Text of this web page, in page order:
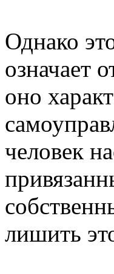
Однако
означает
оно
человек
лишить